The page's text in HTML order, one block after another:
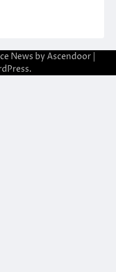
News by Ascendoor
.